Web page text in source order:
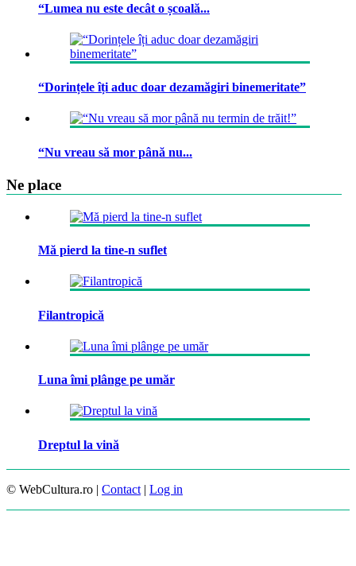
“Lumea nu este decât o școală...
“Dorințele îți aduc doar dezamăgiri binemeritate”
“Nu vreau să mor până nu...
Ne place
Mă pierd la tine-n suflet
Filantropică
Luna îmi plânge pe umăr
Dreptul la vină
© WebCultura.ro | Contact | Log in